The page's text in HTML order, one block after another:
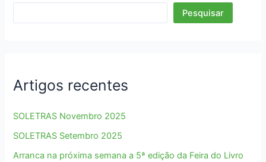
Pesquisar
Artigos recentes
SOLETRAS Novembro 2025
SOLETRAS Setembro 2025
Arranca na próxima semana a 5ª edição da Feira do Livro